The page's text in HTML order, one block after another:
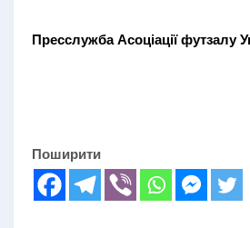
Пресслужба Асоціації футзалу
Поширити